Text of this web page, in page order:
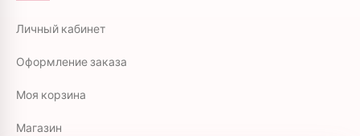
Личный кабинет
Оформление заказа
Моя корзина
Магазин